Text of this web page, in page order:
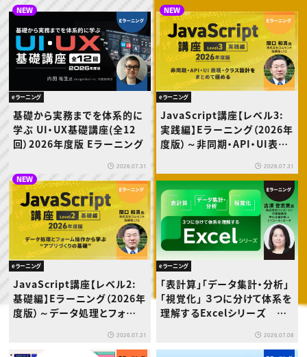
ゲーム・エンタメ
広告
出版
CREATIVE VILLAGEからのお知らせ
プロフェッショナル×つながる×メディア
NEW
eラーニング
基礎から実務までを体系的に
学ぶ UI・UX基礎講座(全12
回）2026年度版 Eラーニング
2026.07.31
NEW
eラーニング
JavaScript講座【レベル3:
実践編】Eラーニング（2026年
度版）～非同期・API・UI表
る
2026.07.31
NEW
eラーニング
JavaScript講座【レベル2:
基礎編】Eラーニング（2026年
度版）～データ処理とフォーム
2026.07.31
eラーニング
「表計算」「データ集計・分析」
「視覚化」 ３つに分けて体系を
理解するExcelシリーズ Eラ
2026.07.08